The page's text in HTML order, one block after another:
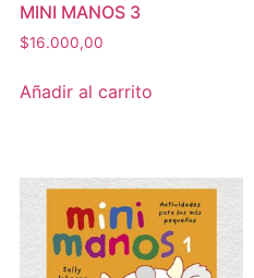
MINI MANOS 3
$16.000,00
Añadir al carrito